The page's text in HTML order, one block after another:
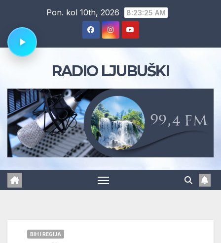
content
Pon. kol 10th, 2026 8:23:25 AM
RADIO LJUBUŠKI
BIH I REGIJA